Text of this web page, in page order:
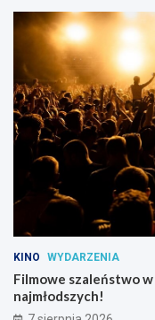
KINO WYDARZENIA
Filmowe szaleństwo
najmłodszych!